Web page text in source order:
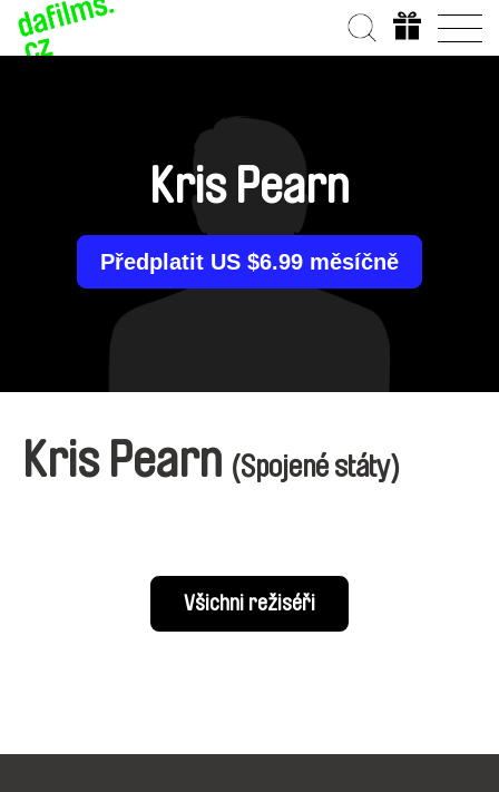
Kris Pearn
Předplatit US $6.99 měsíčně
Kris Pearn (Spojené státy)
Všichni režiséři